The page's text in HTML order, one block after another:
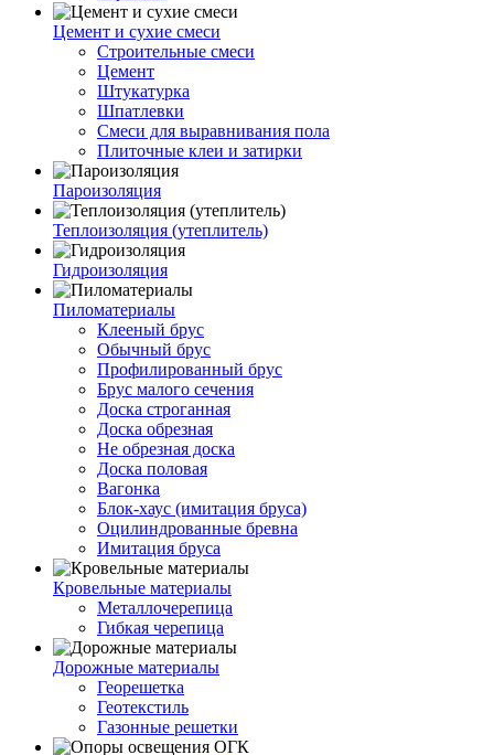
Цемент и сухие смеси
Строительные смеси
Цемент
Штукатурка
Шпатлевки
Смеси для выравнивания пола
Плиточные клеи и затирки
Пароизоляция
Теплоизоляция (утеплитель)
Гидроизоляция
Пиломатериалы
Клееный брус
Обычный брус
Профилированный брус
Брус малого сечения
Доска строганная
Доска обрезная
Не обрезная доска
Доска половая
Вагонка
Блок-хаус (имитация бруса)
Оцилиндрованные бревна
Имитация бруса
Кровельные материалы
Металлочерепица
Гибкая черепица
Дорожные материалы
Георешетка
Геотекстиль
Газонные решетки